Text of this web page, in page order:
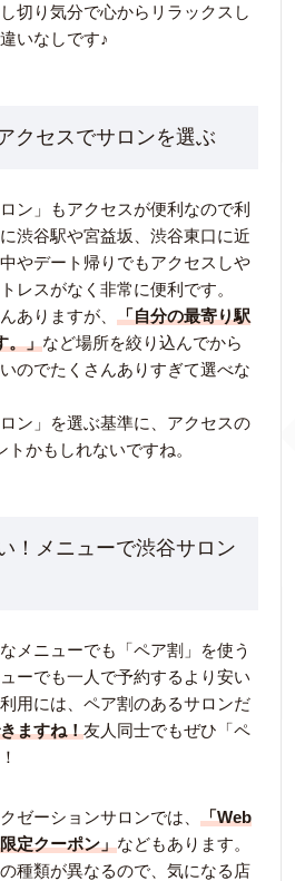
切り気分で心からリラックスし
いなしです♪
クセスでサロンを選ぶ
ン」もアクセスが便利なので利
渋谷駅や宮益坂、渋谷東口に近
やデート帰りでもアクセスしや
レスがなく非常に便利です。
ありますが、 「自分の最寄り駅
。」など場所を絞り込んでから
のでたくさんありすぎて選べな
ン」を選ぶ基準に、アクセスの
かもしれないですね。
！メニューで渋谷サロン
メニューでも「ペア割」を使う
ーでも一人で予約するより安い
用には、ペア割のあるサロンだ
ますね！友人同士でもぜひ「ペ
ゼーションサロンでは、 「Web
定クーポン」などもあります。
種類が異なるので、気になる店